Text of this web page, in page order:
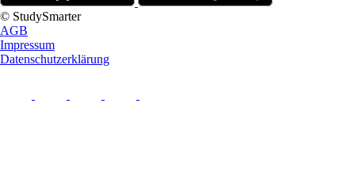
© StudySmarter
AGB
Impressum
Datenschutzerklärung